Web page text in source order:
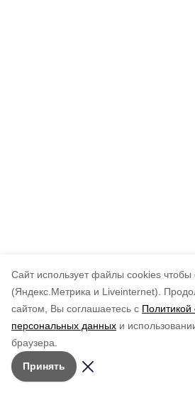
Cайт использует файлы cookies чтобы
(Яндекс.Метрика и Liveinternet).
сайтом, Вы соглашаетесь с Политикой
персональных данных и
браузера.
Принять